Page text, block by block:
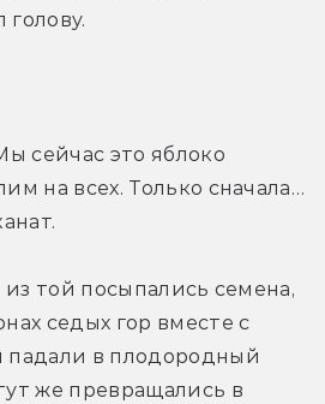
сейчас это яблоко
на всех. Только сначала…
из той посыпались семена,
седых гор вместе с
в плодородный
же превращались в